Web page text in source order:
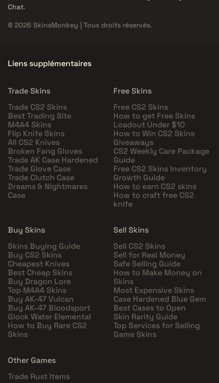
Chat.
© 2026 SkinsMonkey | Tous droits réservés.
Liens supplémentaires
Trade Skins
Trade CS2 Skins
Best Trading Site
M4A4 Skins
Flip Knife Skins
All CS2 Knives
Broken Fang Gloves
Trade AK Case Hardened
Trade Glove Case
Trade Clutch Case
Dreams & Nightmares
Case
Free Skins
Free CS2 Skins
How to get Free Skins
Loadout Under $10
How to Win CS2 Skins
Giveaways
CS2 Weekly Care Package
Guide
Free CS2 Skins Inventory
Growth Guide
How to earn CS2 skins
How to craft free CS2
knife
Buy Skins
Skins Buying Guide
Buy CS2 Skins
Cheapest Knives
Best Cheap Skins
Buy Dragon Lore
Top M4A4 Skins
Buy AK-47 Vulcan
Buy AK-47 Bloodsport
Glock Water Elemental
How to Buy Rare CS2
Skins
Sell Skins
Sell CS2 Skins
Sell for Real Money
Safe Selling Guide
How to Make Money on
Skins
Most Expensive Skins
Case Hardened Blue Gem
Best Cases to Open
Skin Rarity Guide
Top Services for Selling
Game Skins
Other Games
Trade Rust Items